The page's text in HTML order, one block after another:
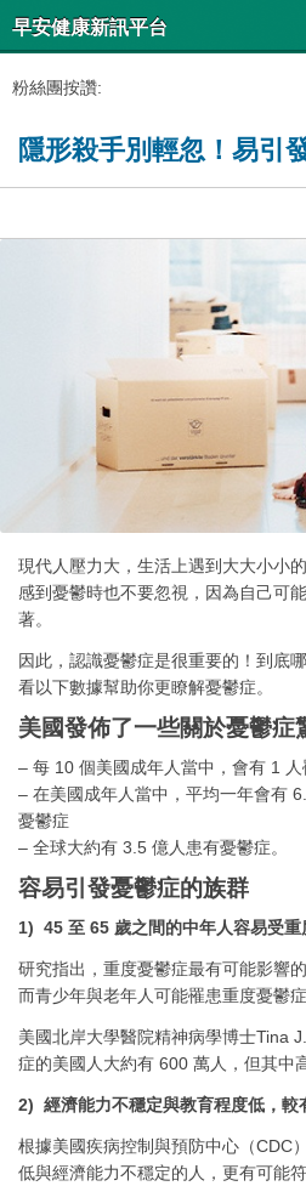
早安健康新訊平台
粉絲團按讚:
隱形殺手別輕忽！易引
現代人壓力大，生活上遇到大大小小
感到憂鬱時也不要忽視，因為自己可
著。
因此，認識憂鬱症是很重要的！到底
看以下數據幫助你更瞭解憂鬱症。
美國發佈了一些關於憂鬱症
– 每 10 個美國成年人當中，會有 1 人
– 在美國成年人當中，平均一年會有
憂鬱症
– 全球大約有 3.5 億人患有憂鬱症。
容易引發憂鬱症的族群
1) 45 至 65 歲之間的中年人容易受重
研究指出，重度憂鬱症最有可能影響
而青少年與老年人可能罹患重度憂鬱症
美國北岸大學醫院精神病學博士Tina
症的美國人大約有 600 萬人，但其中
2) 經濟能力不穩定與教育程度低，較
根據美國疾病控制與預防中心（CDC
低與經濟能力不穩定的人，更有可能